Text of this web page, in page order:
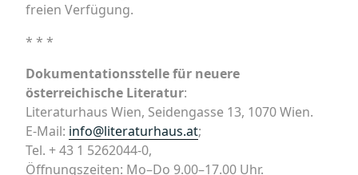
freien Verfügung.
* * *
Dokumentationsstelle für neuere
österreichische Literatur:
Literaturhaus Wien, Seidengasse 13, 1070 Wien.
E-Mail: info@literaturhaus.at;
Tel. + 43 1 5262044-0,
Öffnungszeiten: Mo–Do 9.00–17.00 Uhr.